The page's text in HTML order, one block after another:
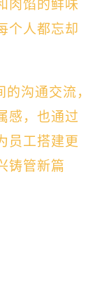
肉馅的鲜味
个人都忘却
沟通交流，
感，也通过
员工搭建更
铸管新篇